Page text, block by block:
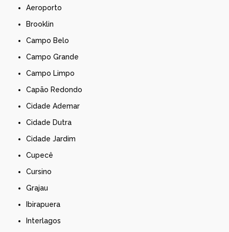
Aeroporto
Brooklin
Campo Belo
Campo Grande
Campo Limpo
Capão Redondo
Cidade Ademar
Cidade Dutra
Cidade Jardim
Cupecê
Cursino
Grajau
Ibirapuera
Interlagos